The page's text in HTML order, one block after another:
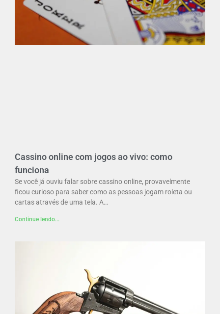
Cassino online com jogos ao vivo: como
funciona
Se você já ouviu falar sobre cassino online, provavelmente
ficou curioso para saber como as pessoas jogam roleta ou
cartas através de uma tela. A…
Continue lendo...